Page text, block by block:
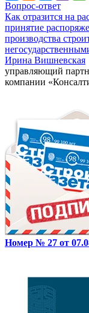
Вопрос-ответ
Как отразится на
принятие
производства
Ирина Вишневская
управляющий
компании
Номер № 27 от